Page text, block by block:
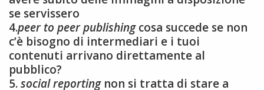
se servissero
4.peer to peer publishingcosa succede se non
c’è bisogno di intermediari e i tuoi
contenuti arrivano direttamente al
pubblico?
5.social reportingnon si tratta di stare a